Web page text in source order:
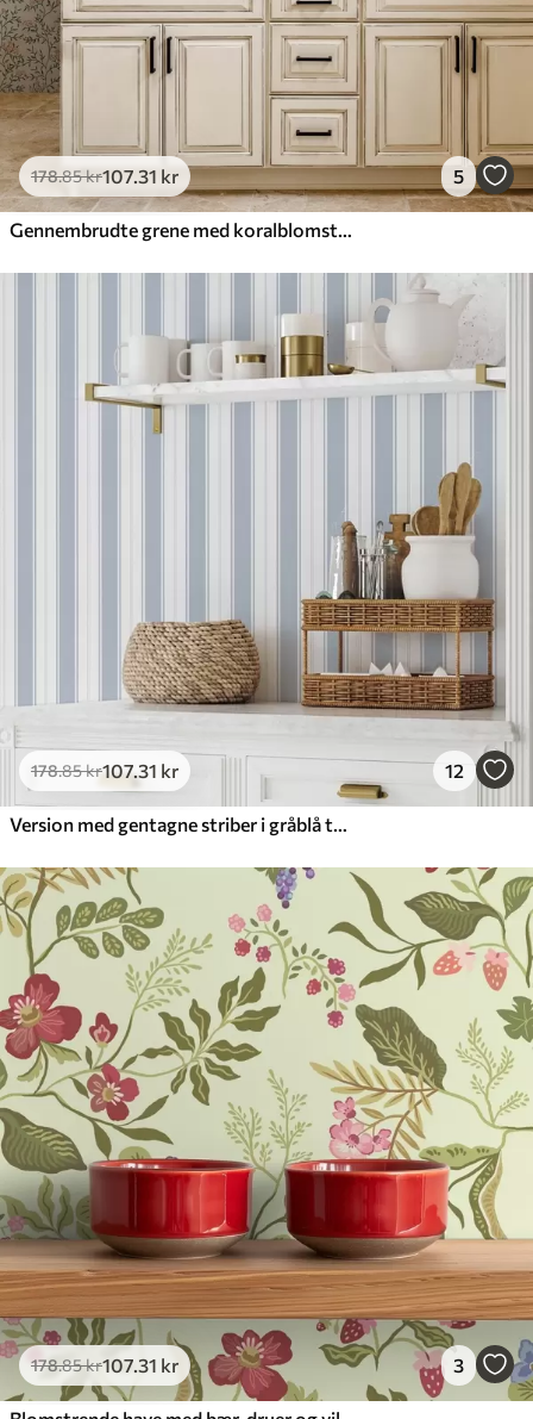
178.85kr107.31 kr 5
Gennembrudte grene med koralblomster, blomstermønster
178.85kr107.31 kr 12
Version med gentagne striber i gråblå toner
178.85kr107.31 kr 3